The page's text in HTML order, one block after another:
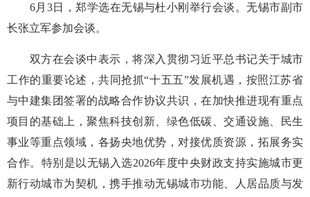
6月3日，郑学选在无锡与杜小刚举行会谈。无锡市副市
长张立军参加会谈。
双方在会谈中表示，将深入贯彻习近平总书记关于城市
工作的重要论述，共同抢抓“十五五”发展机遇，按照江苏省
与中建集团签署的战略合作协议共识，在加快推进现有重点
项目的基础上，聚焦科技创新、绿色低碳、交通设施、民生
事业等重点领域，各扬央地优势，对接优质资源，拓展务实
合作。特别是以无锡入选2026年度中央财政支持实施城市更
新行动城市为契机，携手推动无锡城市功能、人居品质与发